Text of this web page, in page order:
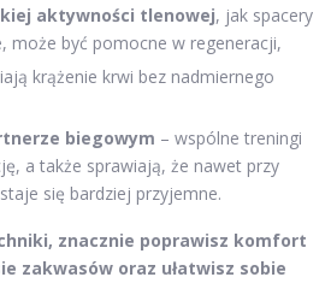
aktywności tlenowej, jak spacery
może być pomocne w regeneracji,
krążenie krwi bez nadmiernego
biegowym – wspólne treningi
a także sprawiają, że nawet przy
się bardziej przyjemne.
znacznie poprawisz komfort
zakwasów oraz ułatwisz sobie